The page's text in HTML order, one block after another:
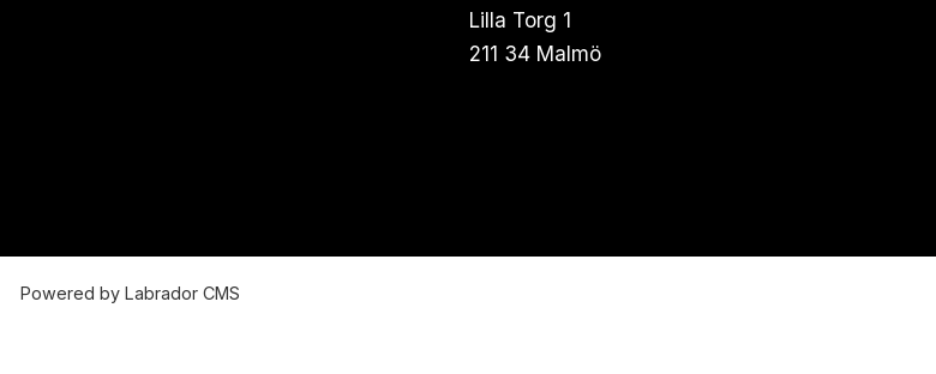
Lilla Torg 1
211 34 Malmö
Powered by Labrador CMS